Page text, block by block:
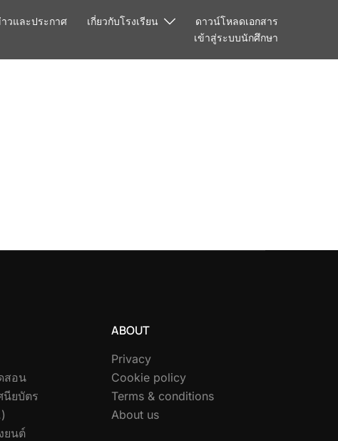
วและประกาศ เกี่ยวกับโรงเรียน
ดาวน์โหลดเอกสาร
เข้าสู่ระบบนักศึกษา
สอน
นียบัตร
ยนต์
ABOUT
Privacy
Cookie policy
Terms & conditions
About us